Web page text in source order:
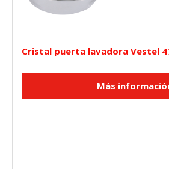
Cristal puerta lavadora Vestel